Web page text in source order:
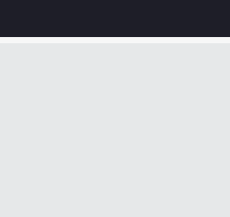
您的购物车